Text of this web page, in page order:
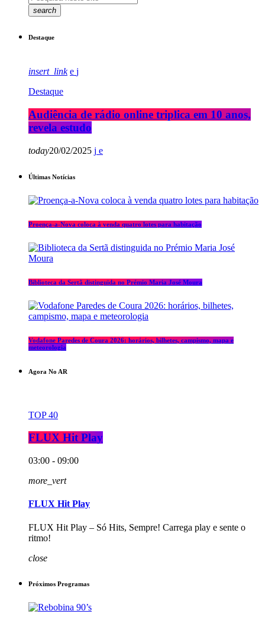
search
Destaque
insert_link
Destaque
Audiência de rádio online triplica em 10 anos,
revela estudo
today20/02/2025
Últimas Notícias
Proença-a-Nova coloca à venda quatro lotes para habitação
Biblioteca da Sertã distinguida no Prémio Maria José Moura
Vodafone Paredes de Coura 2026: horários, bilhetes, campismo, mapa e
meteorologia
Agora No AR
TOP 40
FLUX Hit Play
03:00 - 09:00
more_vert
FLUX Hit Play
FLUX Hit Play – Só Hits, Sempre! Carrega play e sente o
ritmo!
close
Próximos Programas